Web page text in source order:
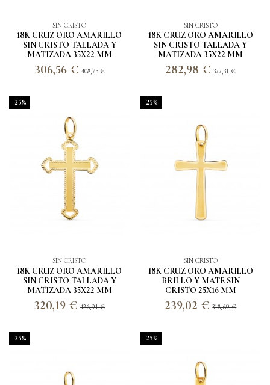
SIN CRISTO
18K CRUZ ORO AMARILLO
SIN CRISTO TALLADA Y
MATIZADA 35X22 MM
306,56 €408,75 €
SIN CRISTO
18K CRUZ ORO AMARILLO
SIN CRISTO TALLADA Y
MATIZADA 35X22 MM
282,98 €377,31 €
-25%
SIN CRISTO
18K CRUZ ORO AMARILLO
SIN CRISTO TALLADA Y
MATIZADA 35X22 MM
320,19 €426,91 €
-25%
SIN CRISTO
18K CRUZ ORO AMARILLO
BRILLO Y MATE SIN
CRISTO 25X16 MM
239,02 €318,69 €
-25% -25%